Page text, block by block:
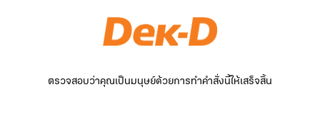
ตรวจสอบว่าคุณเป็นมนุษย์ด้วยการทำคำสั่งนี้ให้เสร็จสิ้น